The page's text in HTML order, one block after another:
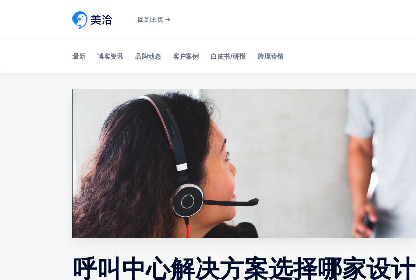
回到主页 ➔
最新 博客资讯 品牌动态 客户案例 白皮书/研报 跨境营销
呼叫中心解决方案选择哪家设计